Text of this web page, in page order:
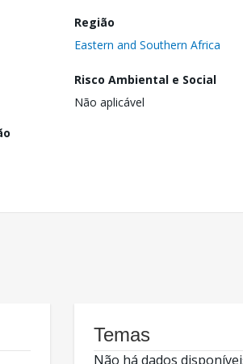
Região
Eastern and Southern Africa
Risco Ambiental e Social
Não aplicável
Temas
Não há dados